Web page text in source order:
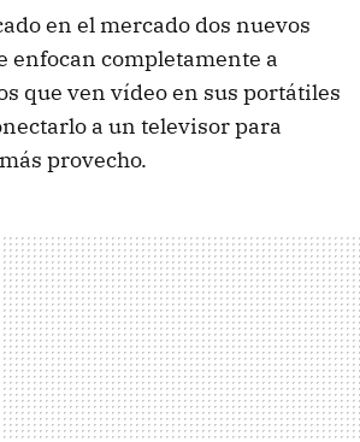
en el mercado dos nuevos
enfocan completamente a
que ven vídeo en sus portátiles
a un televisor para
provecho.